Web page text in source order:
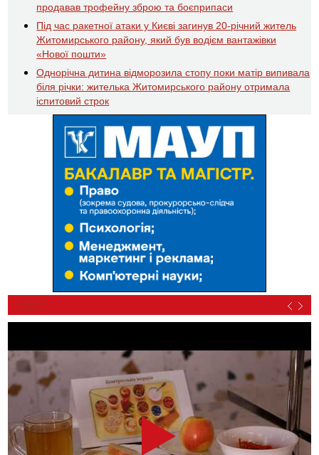
продавав трофейну зброю та боєприпаси
Під час ракетної атаки у Києві загинув 20-річний житель
Житомирського району, який був водієм вантажівки
«Нової пошти»
Однорічна дитина відморозила стопу поки матір випивала
біля річки: жителька Житомирського району отримала
іспитовий строк
ВІДЕО